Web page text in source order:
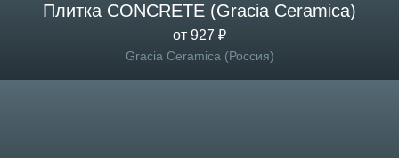
Плитка CONCRETE (Gracia Ceramica)
от 927 ₽
Gracia Ceramica (Россия)